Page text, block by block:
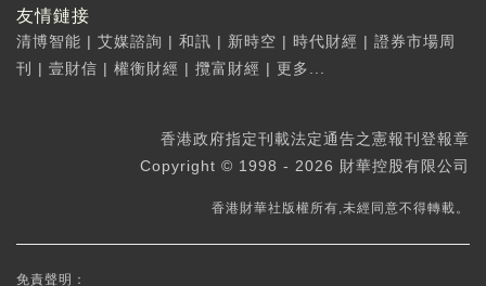
友情鏈接
清博智能 | 艾媒諮詢 | 和訊 | 新時空 | 時代財經 | 證券市場周
刊
| 壹財信 | 權衡財經 | 攬富財經 | 更多...
香港政府指定刊載法定通告之憲報刊登報章
Copyright © 1998 - 2026 財華控股有限公司
香港財華社版權所有,未經同意不得轉載。
免責聲明：